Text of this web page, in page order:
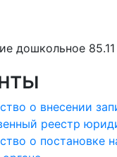
дошкольное 85.11
о внесении
реестр
о постановке